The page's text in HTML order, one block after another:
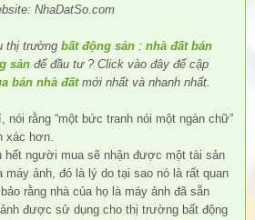
NhaDatSo.com
thị trường bất động sản : nhà đất bán
sản để đầu tư ? Click vào đây để cập
bán nhà đấtmới nhất và nhanh nhất.
nói rằng “một bức tranh nói một ngàn chữ”
xác hơn.
hết người mua sẽ nhận được một tài sản
máy ảnh, đó là lý do tại sao nó là rất quan
rằng nhà của họ là máy ảnh đã sẵn
được sử dụng cho thị trường bất động